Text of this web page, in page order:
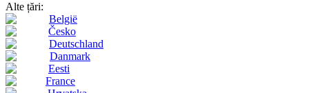
Alte țări:
België
Česko
Deutschland
Danmark
Eesti
France